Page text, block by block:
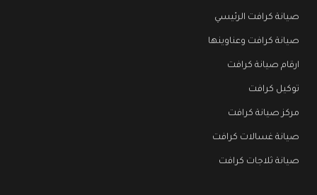
صيانة كرافت الرئيسي
صيانة كرافت وعناوينها
ارقام صيانة كرافت
توكيل كرافت
مركز صيانة كرافت
صيانة غسالات كرافت
صيانة ثلاجات كرافت